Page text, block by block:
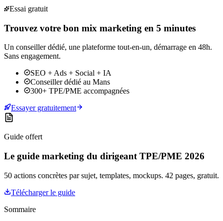
Essai gratuit
Trouvez votre bon mix marketing en 5 minutes
Un conseiller dédié, une plateforme tout-en-un, démarrage en 48h.
Sans engagement.
SEO + Ads + Social + IA
Conseiller dédié au Mans
300+ TPE/PME accompagnées
Essayer gratuitement
Guide offert
Le guide marketing du dirigeant TPE/PME 2026
50 actions concrètes par sujet, templates, mockups. 42 pages, gratuit.
Télécharger le guide
Sommaire